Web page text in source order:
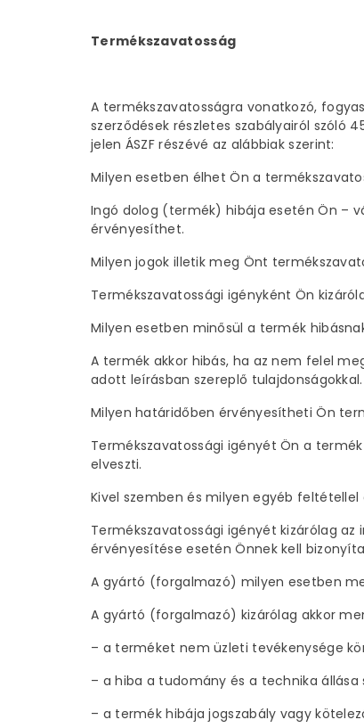
Termékszavatosság
A termékszavatosságra vonatkozó,
szerződések részletes szabályairól szóló
jelen ÁSZF részévé az alábbiak szerint:
Milyen esetben élhet Ön a
Ingó dolog (termék) hibája esetén Ön –
érvényesíthet.
Milyen jogok illetik meg Önt
Termékszavatossági igényként Ön
Milyen esetben minősül a termék
A termék akkor hibás, ha az nem felel
adott leírásban szereplő tulajdonságokkal.
Milyen határidőben érvényesítheti Ön
Termékszavatossági igényét Ön a
elveszti.
Kivel szemben és milyen egyéb
Termékszavatossági igényét kizárólag
érvényesítése esetén Önnek kell
A gyártó (forgalmazó) milyen esetben
A gyártó (forgalmazó) kizárólag akkor
– a terméket nem üzleti tevékenysége
– a hiba a tudomány és a technika
– a termék hibája jogszabály vagy